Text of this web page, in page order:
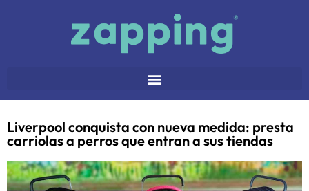
Liverpool conquista con nueva medida: presta
carriolas a perros que entran a sus tiendas